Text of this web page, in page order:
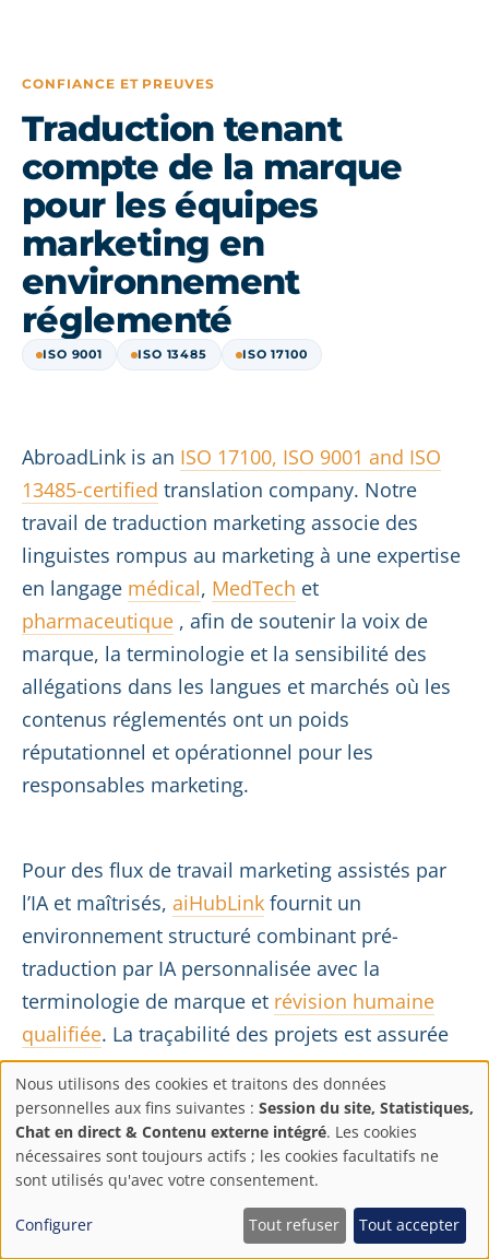
CONFIANCE ET PREUVES
Traduction tenant
compte de la marque
pour les équipes
marketing en
environnement
réglementé
ISO 9001 ISO 13485 ISO 17100
AbroadLink is an ISO 17100, ISO 9001 and ISO
13485-certified translation company. Notre
travail de traduction marketing associe des
linguistes rompus au marketing à une expertise
en langage médical, MedTech et
pharmaceutique , afin de soutenir la voix de
marque, la terminologie et la sensibilité des
allégations dans les langues et marchés où les
contenus réglementés ont un poids
réputationnel et opérationnel pour les
responsables marketing.
Pour des flux de travail marketing assistés par
l’IA et maîtrisés, aiHubLink fournit un
environnement structuré combinant pré-
traduction par IA personnalisée avec la
terminologie de marque et révision humaine
qualifiée. La traçabilité des projets est assurée
viaCertLinklorsque cela est approprié. Nous
nous positionnons comme un partenaire
linguistique, travaillant aux côtés de vos
équipes marketing, marque, réglementaires, de
révision médicale, juridiques, SEO, web et RP
sans remplacer leurs décisions.
Paramètres
de
confidentialité
Nous utilisons des cookies et traitons des données
personnelles aux fins suivantes : Session du site, Statistiques,
Chat en direct & Contenu externe intégré. Les cookies
nécessaires sont toujours actifs ; les cookies facultatifs ne
sont utilisés qu'avec votre consentement.
Configurer Tout refuser Tout accepter